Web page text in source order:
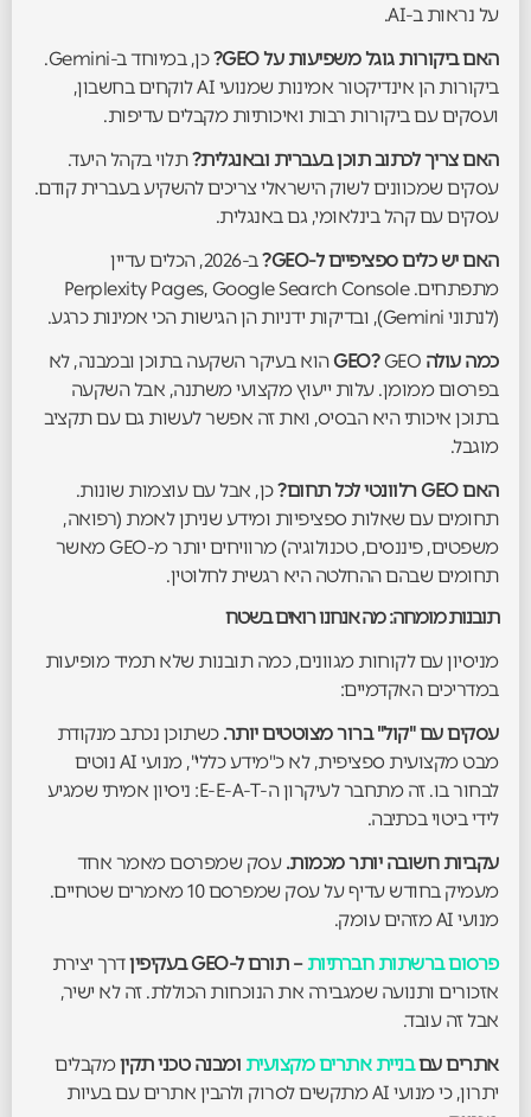
על נראות ב-AI.
האם ביקורות גוגל משפיעות על GEO?
כן, במיוחד ב-Gemini.
ביקורות הן אינדיקטור אמינות שמנועי AI לוקחים בחשבון,
ועסקים עם ביקורות רבות ואיכותיות מקבלים עדיפות.
האם צריך לכתוב תוכן בעברית ובאנגלית?תלוי בקהל היעד.
עסקים שמכוונים לשוק הישראלי צריכים להשקיע בעברית קודם.
עסקים עם קהל בינלאומי, גם באנגלית.
האם יש כלים ספציפיים ל-GEO?
ב-2026, הכלים עדיין
מתפתחים. Perplexity Pages, Google Search Console
(לנתוני Gemini), ובדיקות ידניות הן הגישות הכי אמינות כרגע.
כמה עולה GEO?
GEO הוא בעיקר השקעה בתוכן ובמבנה, לא
בפרסום ממומן. עלות ייעוץ מקצועי משתנה, אבל השקעה
בתוכן איכותי היא הבסיס, ואת זה אפשר לעשות גם עם תקציב
מוגבל.
האם GEO רלוונטי לכל תחום?
כן, אבל עם עוצמות שונות.
תחומים עם שאלות ספציפיות ומידע שניתן לאמת (רפואה,
משפטים, פיננסים, טכנולוגיה) מרוויחים יותר מ-GEO מאשר
תחומים שבהם ההחלטה היא רגשית לחלוטין.
תובנות מומחה: מה אנחנו רואים בשטח
מניסיון עם לקוחות מגוונים, כמה תובנות שלא תמיד מופיעות
במדריכים האקדמיים:
עסקים עם "קול" ברור מצוטטים יותר. כשתוכן נכתב מנקודת
מבט מקצועית ספציפית, לא כ"מידע כללי", מנועי AI נוטים
לבחור בו. זה מתחבר לעיקרון ה-E-E-A-T: ניסיון אמיתי שמגיע
לידי ביטוי בכתיבה.
עקביות חשובה יותר מכמות. עסק שמפרסם מאמר אחד
מעמיק בחודש עדיף על עסק שמפרסם 10 מאמרים שטחיים.
מנועי AI מזהים עומק.
פרסום ברשתות חברתיות– תורם ל-GEO בעקיפין
דרך יצירת
אזכורים ותנועה שמגבירה את הנוכחות הכוללת. זה לא ישיר,
אבל זה עובד.
אתרים עםבניית אתרים מקצועית ומבנה טכני תקיןמקבלים
יתרון, כי מנועי AI מתקשים לסרוק ולהבין אתרים עם בעיות